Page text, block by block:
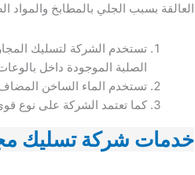
العالقة بسبب الجلي بالمطابخ والمواد
تستخدم الشركة لتسليك
الصلبة الموجودة داخل
تستخدم الماء الساخن المضاف
كما تعتمد الشركة على نوع
خدمات شركة تسليك